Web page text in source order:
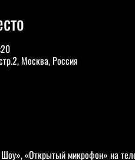
Москва, Россия
«Открытый микрофон» на